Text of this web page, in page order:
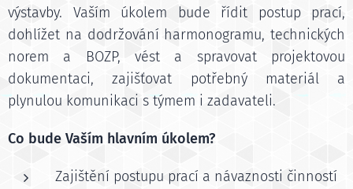
výstavby. Vaším úkolem bude řídit postup prací,
dohlížet na dodržování harmonogramu, technických
norem a BOZP, vést a spravovat projektovou
dokumentaci, zajišťovat potřebný materiál a
plynulou komunikaci s týmem i zadavateli.
Co bude Vaším hlavním úkolem?
Zajištění postupu prací a návaznosti činností